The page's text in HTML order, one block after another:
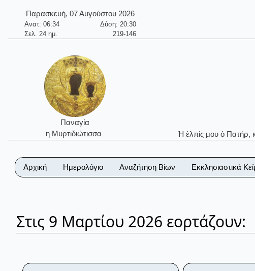
Παρασκευή, 07 Αυγούστου 2026
Ανατ: 06:34
Δύση: 20:30
Σελ. 24 ημ.
219-146
Παναγία
η Μυρτιδιώτισσα
Ἡ ἐλπίς μου ὁ Πατήρ,
Αρχική Ημερολόγιο Αναζήτηση Βίων Εκκλησιαστικά
Στις 9 Μαρτίου 2026 εορτάζουν: